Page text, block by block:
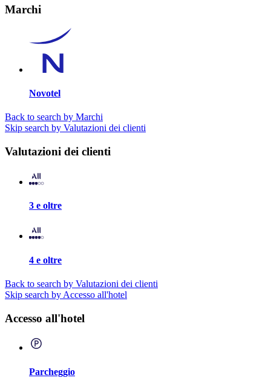
Marchi
Novotel
Back to search by Marchi
Skip search by Valutazioni dei clienti
Valutazioni dei clienti
3 e oltre
4 e oltre
Back to search by Valutazioni dei clienti
Skip search by Accesso all'hotel
Accesso all'hotel
Parcheggio